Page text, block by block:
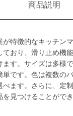
商品説明
が特徴的なキッチン
ており、滑り止め機
ます。サイズは多様
です。色は複数の
べます。さらに、定
見つけることができ